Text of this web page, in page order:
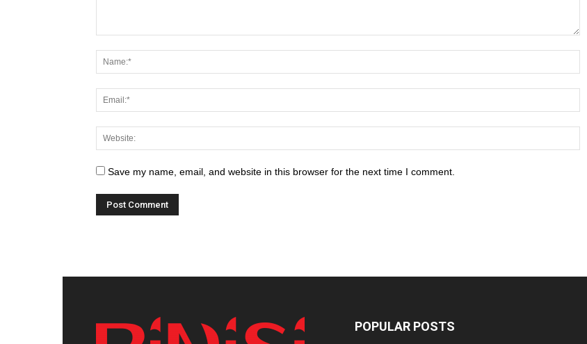
Save my name, email, and website in this browser for the next time I comment.
POPULAR POSTS